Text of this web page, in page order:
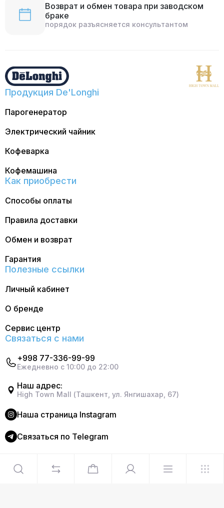
Возврат и обмен товара при заводском
браке
порядок разъясняется консультантом
Продукция De'Longhi
Парогенератор
Электрический чайник
Кофеварка
Кофемашина
Как приобрести
Способы оплаты
Правила доставки
Обмен и возврат
Гарантия
Полезные ссылки
Личный кабинет
О бренде
Сервис центр
Связаться с нами
+998 77-336-99-99
Ежедневно с 10:00 до 22:00
Наш адрес:
High Town Mall (Ташкент, ул. Янгишахар, 67)
Наша страница Instagram
Cвязаться по Telegram
©2024 Официальный интернет магазин Delonghi. Все